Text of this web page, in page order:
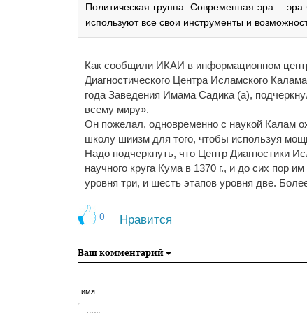
Политическая группа: Современная эра –
используют все свои инструменты и
Как сообщили ИКАИ в информационном
Диагностического Центра Исламского
года Заведения Имама Садика (а),
всему миру».
Он пожелал, одновременно с наукой Калам
школу шиизм для того, чтобы используя
Надо подчеркнуть, что Центр Диагностики
научного круга Кума в 1370 г., и до сих пор
уровня три, и шесть этапов уровня две.
0 Нравится
Ваш комментарий
имя